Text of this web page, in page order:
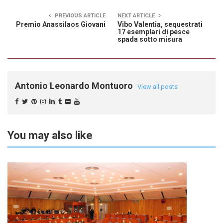
PREVIOUS ARTICLE
Premio Anassilaos Giovani
NEXT ARTICLE
Vibo Valentia, sequestrati
17 esemplari di pesce
spada sotto misura
Antonio Leonardo Montuoro View all posts
You may also like